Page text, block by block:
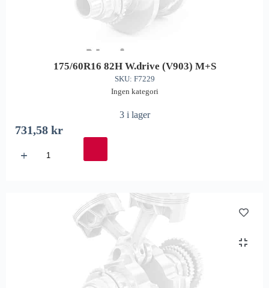
175/60R16 82H W.drive (V903) M+S
SKU: F7229
Ingen kategori
3 i lager
731,58 kr